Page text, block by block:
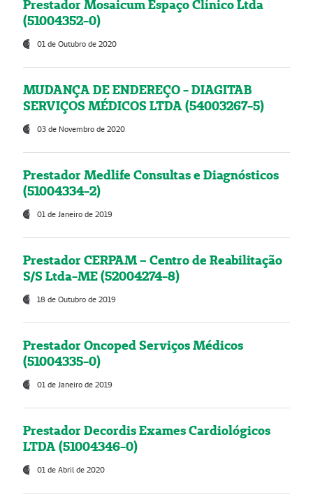
Prestador Mosaicum Espaço Clínico Ltda
(51004352-0)
01 de Outubro de 2020
MUDANÇA DE ENDEREÇO - DIAGITAB
SERVIÇOS MÉDICOS LTDA (54003267-5)
03 de Novembro de 2020
Prestador Medlife Consultas e Diagnósticos
(51004334-2)
01 de Janeiro de 2019
Prestador CERPAM – Centro de Reabilitação
S/S Ltda-ME (52004274-8)
18 de Outubro de 2019
Prestador Oncoped Serviços Médicos
(51004335-0)
01 de Janeiro de 2019
Prestador Decordis Exames Cardiológicos
LTDA (51004346-0)
01 de Abril de 2020